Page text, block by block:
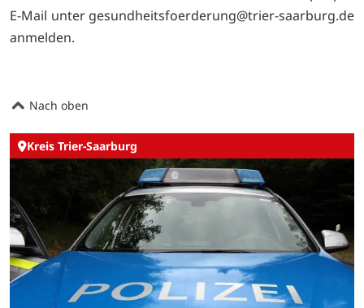
E-Mail unter gesundheitsfoerderung@trier-saarburg.de
anmelden.
Nach oben
Kreis Trier-Saarburg